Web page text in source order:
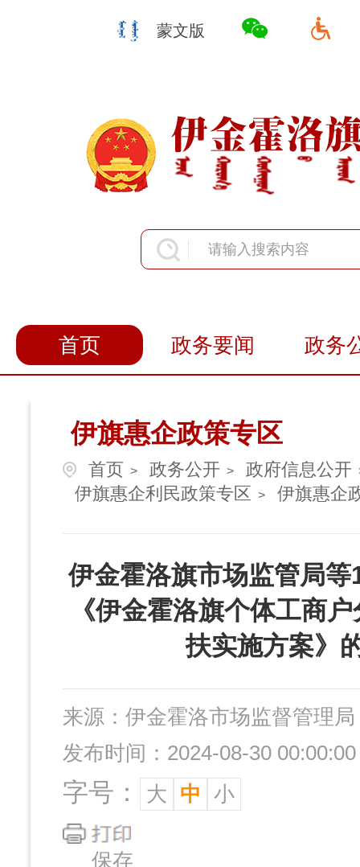
蒙文版
首页 政务要闻
政务
伊旗惠企政策专区
首页 > 政务公开 > 政府信息公开
伊旗惠企利民政策专区 > 伊旗惠企
伊金霍洛旗市场监管局
《伊金霍洛旗个体工商
扶实施方案》
来源： 伊金霍洛市场监督管理局
发布时间：2024-08-30 00:00:00
字号： 大 中 小
保存